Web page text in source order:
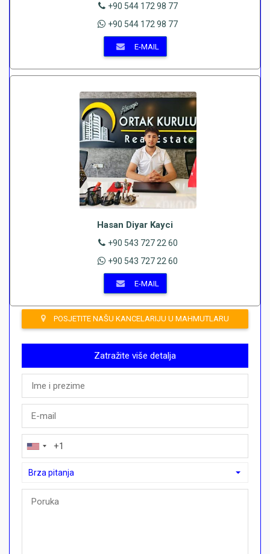
+90 544 172 98 77
+90 544 172 98 77
E-MAIL
Hasan Diyar Kayci
+90 543 727 22 60
+90 543 727 22 60
E-MAIL
POSJETITE NAŠU KANCELARIJU U MAHMUTLARU
Zatražite više detalja
Brza pitanja
Brza pitanja